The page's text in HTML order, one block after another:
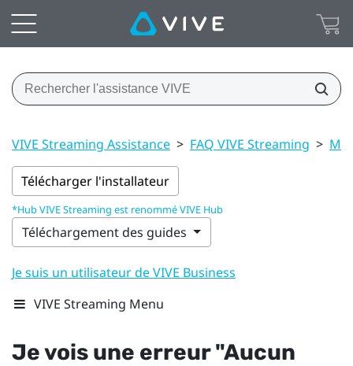
VIVE Streaming Assistance > FAQ VIVE Streaming >
Télécharger l'installateur
*Hub VIVE Streaming est renommé VIVE Hub
Téléchargement des guides
Je suis un utilisateur de VIVE Business
VIVE Streaming Menu
Je vois une erreur "‍Aucun